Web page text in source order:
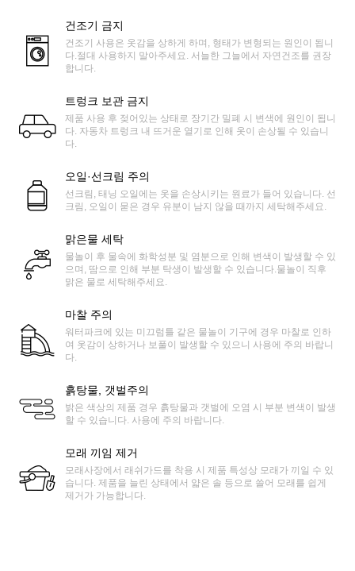
건조기 금지
건조기 사용은 옷감을 상하게 하며, 형태가 변형되는 원인이 됩니
다.절대 사용하지 말아주세요. 서늘한 그늘에서 자연건조를 권장
합니다.
트렁크 보관 금지
제품 사용 후 젖어있는 상태로 장기간 밀폐 시 변색에 원인이 됩니
다. 자동차 트렁크 내 뜨거운 열기로 인해 옷이 손상될 수 있습니
다.
오일·선크림 주의
선크림, 태닝 오일에는 옷을 손상시키는 원료가 들어 있습니다. 선
크림, 오일이 묻은 경우 유분이 남지 않을 때까지 세탁해주세요.
맑은물 세탁
물놀이 후 물속에 화학성분 및 염분으로 인해 변색이 발생할 수 있
으며, 땀으로 인해 부분 탁생이 발생할 수 있습니다.물놀이 직후
맑은 물로 세탁해주세요.
마찰 주의
워터파크에 있는 미끄럼틀 같은 물놀이 기구에 경우 마찰로 인하
여 옷감이 상하거나 보풀이 발생할 수 있으니 사용에 주의 바랍니
다.
흙탕물, 갯벌주의
밝은 색상의 제품 경우 흙탕물과 갯벌에 오염 시 부분 변색이 발생
할 수 있습니다. 사용에 주의 바랍니다.
모래 끼임 제거
모래사장에서 래쉬가드를 착용 시 제품 특성상 모래가 끼일 수 있
습니다. 제품을 늘린 상태에서 얇은 솔 등으로 쓸어 모래를 쉽게
제거가 가능합니다.